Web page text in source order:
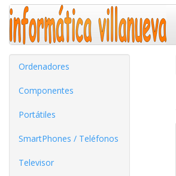
Ordenadores
Componentes
Portátiles
SmartPhones / Teléfonos
Televisor